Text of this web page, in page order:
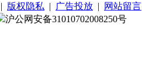
| 版权隐私 | 广告投放 | 网站留言
沪公网安备31010702008250号